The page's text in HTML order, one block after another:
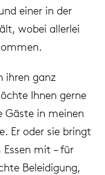
einer in der
wobei allerlei
ihren ganz
Ihnen gerne
Gäste in meinen
Er oder sie bringt
mit – für
Beleidigung,